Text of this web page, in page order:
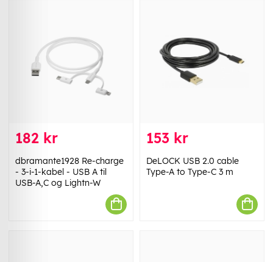
182 kr
dbramante1928 Re-charge
- 3-i-1-kabel - USB A til
USB-A,C og Lightn-W
153 kr
DeLOCK USB 2.0 cable
Type-A to Type-C 3 m